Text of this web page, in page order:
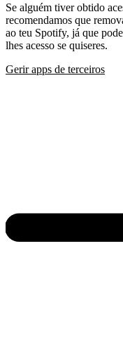
Se alguém tiver obtido
recomendamos que
ao teu Spotify, já que
lhes acesso se quiseres.
Gerir apps de terceiros